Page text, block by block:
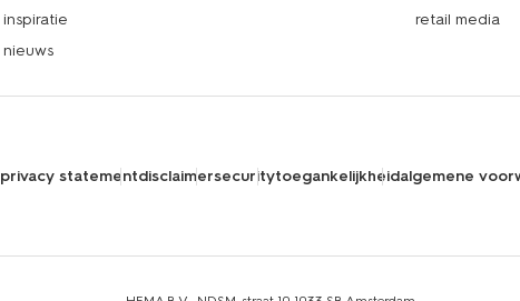
inspiratie
nieuws
retail media
privacy statementdisclaimersecuritytoegankelijkheidalgemene